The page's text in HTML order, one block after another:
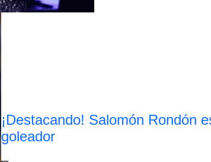
¡Destacando! Salomón Rondón
goleador